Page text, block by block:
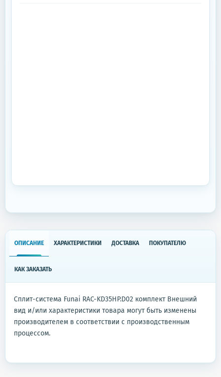
ОПИСАНИЕ ХАРАКТЕРИСТИКИ ДОСТАВКА ПОКУПАТЕЛЮ
КАК ЗАКАЗАТЬ
Сплит-система Funai RAC-KD35HP.D02 комплект Внешний
вид и/или характеристики товара могут быть изменены
производителем в соответствии с производственным
процессом.